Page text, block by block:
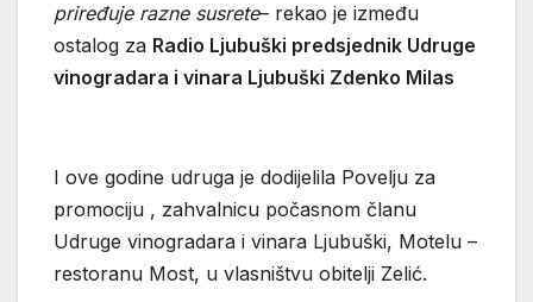
priređuje razne susrete– rekao je između
ostalog za Radio Ljubuški predsjednik Udruge
vinogradara i vinara Ljubuški Zdenko Milas
I ove godine udruga je dodijelila Povelju za
promociju , zahvalnicu počasnom članu
Udruge vinogradara i vinara Ljubuški, Motelu –
restoranu Most, u vlasništvu obitelji Zelić.